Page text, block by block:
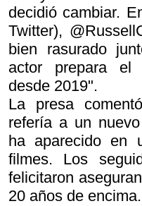
decidió cambiar.
Twitter),
bien rasurado
actor prepara el
desde 2019".
La presa
refería a un
ha aparecido en
filmes. Los
felicitaron
20 años de encima.